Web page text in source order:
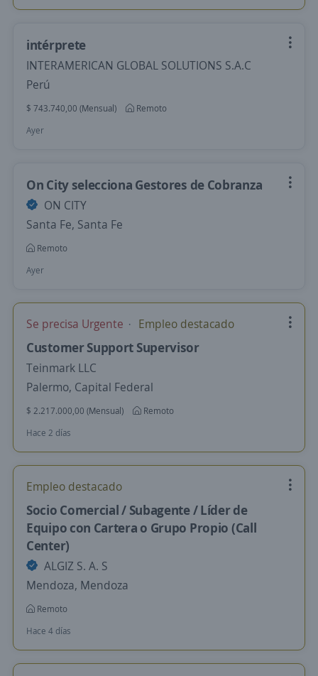
intérprete
INTERAMERICAN GLOBAL SOLUTIONS S.A.C
Perú
$ 743.740,00 (Mensual)
Remoto
Ayer
On City selecciona Gestores de Cobranza
ON CITY
Santa Fe, Santa Fe
Remoto
Ayer
Se precisa Urgente Empleo destacado
Customer Support Supervisor
Teinmark LLC
Palermo, Capital Federal
$ 2.217.000,00 (Mensual)
Remoto
Hace 2 días
Empleo destacado
Socio Comercial / Subagente / Líder de
Equipo con Cartera o Grupo Propio (Call
Center)
ALGIZ S. A. S
Mendoza, Mendoza
Remoto
Hace 4 días